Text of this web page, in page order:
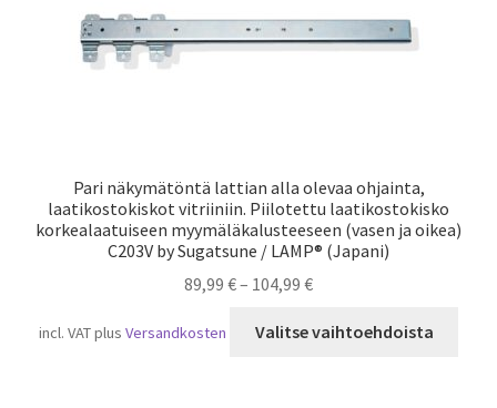
Pari näkymätöntä lattian alla olevaa ohjainta,
laatikostokiskot vitriiniin. Piilotettu laatikostokisko
korkealaatuiseen myymäläkalusteeseen (vasen ja oikea)
C203V by Sugatsune / LAMP® (Japani)
89,99 €– 104,99 €
incl. VATplus Versandkosten Valitse vaihtoehdoista